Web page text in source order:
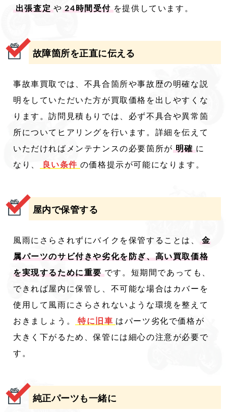
出張査定 や 24時間受付 を提供しています。
故障箇所を正直に伝える
事故車買取では、不具合箇所や事故歴の明確な説
明をしていただいた方が買取価格を出しやすくな
ります。訪問見積もりでは、必ず不具合や異常箇
所についてヒアリングを行います。詳細を伝えて
いただければメンテナンスの必要箇所が 明確 に
なり、
良い条件 の価格提示が可能になります。
屋内で保管する
風雨にさらされずにバイクを保管することは、
金
属パーツのサビ付きや劣化を防ぎ、高い買取価格
を実現するために重要 です。短期間であっても、
できれば屋内に保管し、不可能な場合はカバーを
使用して風雨にさらされないような環境を整えて
おきましょう。
特に旧車 はパーツ劣化で価格が
大きく下がるため、保管には細心の注意が必要で
す。
純正パーツも一緒に